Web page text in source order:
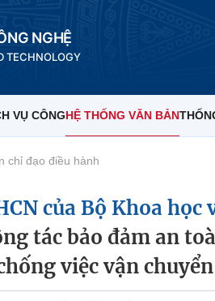
NGHỆ
TECHNOLOGY
VỤ CÔNGHỆ THỐNG VĂN BẢN
chỉ đạo điều hành
của Bộ Khoa học
tác bảo đảm an
việc vận